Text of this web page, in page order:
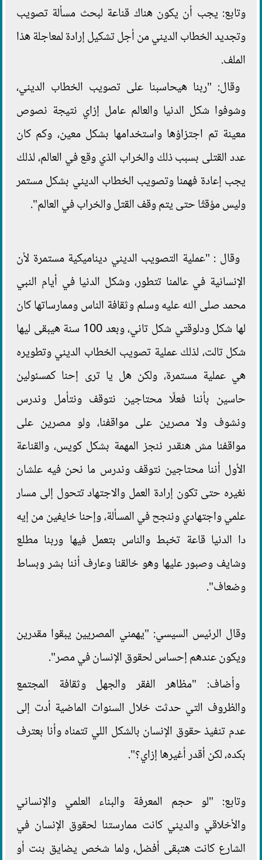
وتابع: يجب أن يكون هناك قناعة لبحث مسألة تصويب
وتجديد الخطاب الديني من أجل تشكيل إرادة لمعاجلة هذا
الملف.
وقال: "ربنا هيحاسبنا على تصويب الخطاب الديني،
وشوفوا شكل الدنيا والعالم عامل إزاي نتيجة نصوص
معينة تم اجتزاؤها واستخدامها بشكل معين، وكم كان
عدد القتلى بسبب ذلك والخراب الذي وقع في العالم، لذلك
يجب إعادة فهمنا وتصويب الخطاب الديني بشكل مستمر
وليس مؤقتًا حتى يتم وقف القتل والخراب في العالم".
وقال : "عملية التصويب الديني ديناميكية مستمرة لأن
الإنسانية في عالمنا تتطور، وشكل الدنيا في أيام النبي
محمد صلى الله عليه وسلم وثقافة الناس وممارساتها كان
لها شكل ودلوقتي شكل تاني، وبعد 100 سنة هيبقى ليها
شكل تالت، لذلك عملية تصويب الخطاب الديني وتطويره
هي عملية مستمرة، ولكن هل يا ترى إحنا كمسئولين
حاسين بأننا فعلًا محتاجين نتوقف ونتأمل وندرس
ونشوف ولا مصرين على مواقفنا، ولو مصرين على
مواقفنا مش هنقدر ننجز المهمة بشكل كويس، والقناعة
الأول أننا محتاجين نتوقف وندرس ما نحن فيه علشان
نغيره حتى تكون إرادة العمل والاجتهاد تتحول إلى مسار
علمي واجتهادي وننجح في المسألة، وإحنا خايفين من إيه
دا الدنيا قاعة تخبط والناس بتعمل فيها وربنا مطلع
وشايف وصبور عليها وهو خالقنا وعارف أننا بشر وبساط
وضعاف".
وقال الرئيس السيسي: "يهمني المصريين يبقوا مقدرين
ويكون عندهم إحساس لحقوق الإنسان في مصر".
وأضاف: "مظاهر الفقر والجهل وثقافة المجتمع
والظروف التي حدثت خلال السنوات الماضية أدت إلى
عدم تنفيذ حقوق الإنسان بالشكل اللي تتمناه وأنا بعترف
بكده، لكن أقدر أغيرها إزاي؟".
وتابع: "لو حجم المعرفة والبناء العلمي والإنساني
والأخلاقي والديني كانت ممارستنا لحقوق الإنسان في
الشارع كانت هتبقى أفضل، ولما شخص يضايق بنت أو